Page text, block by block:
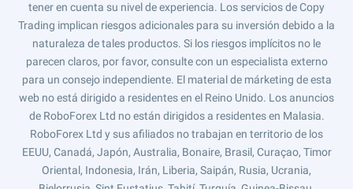
tener en cuenta su nivel de experiencia. Los servicios de Copy
Trading implican riesgos adicionales para su inversión debido a la
naturaleza de tales productos. Si los riesgos implícitos no le
parecen claros, por favor, consulte con un especialista externo
para un consejo independiente. El material de márketing de esta
web no está dirigido a residentes en el Reino Unido. Los anuncios
de RoboForex Ltd no están dirigidos a residentes en Malasia.
RoboForex Ltd y sus afiliados no trabajan en territorio de los
EEUU, Canadá, Japón, Australia, Bonaire, Brasil, Curaçao, Timor
Oriental, Indonesia, Irán, Liberia, Saipán, Rusia, Ucrania,